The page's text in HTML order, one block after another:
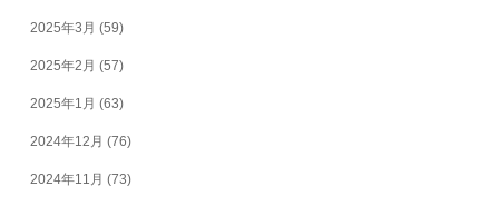
2025年3月 (59)
2025年2月 (57)
2025年1月 (63)
2024年12月 (76)
2024年11月 (73)